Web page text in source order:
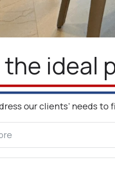
the ideal
our clients’ needs